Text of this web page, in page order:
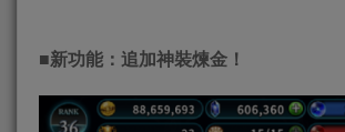
■新功能：追加神裝煉金！